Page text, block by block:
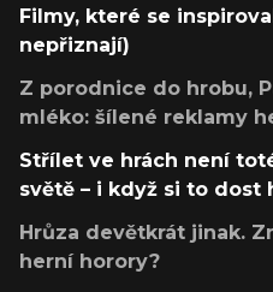
Filmy, které se
nepřiznají)
Z porodnice do hrobu,
mléko: šílené reklamy
Střílet ve hrách není
světě – i když si to dost
Hrůza devětkrát jinak.
herní horory?